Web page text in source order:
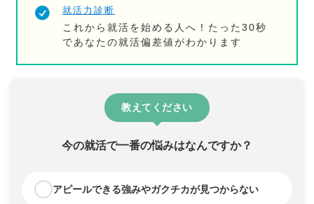
就活力診断
これから就活を始める人へ！たった30秒
であなたの就活偏差値がわかります